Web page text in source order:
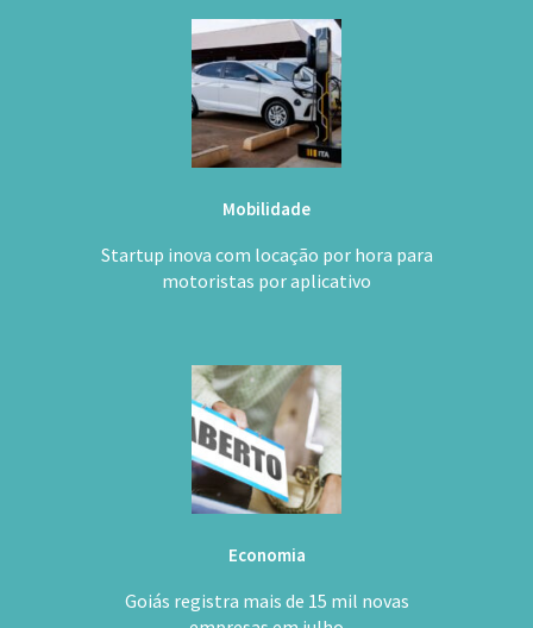
Mobilidade
Startup inova com locação por hora para
motoristas por aplicativo
Economia
Goiás registra mais de 15 mil novas